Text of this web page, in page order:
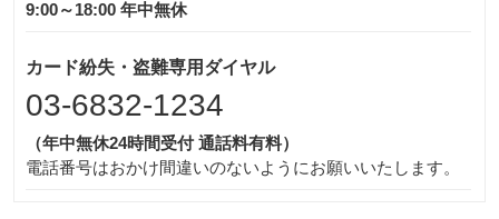
9:00～18:00 年中無休
カード紛失・盗難専用ダイヤル
03-6832-1234
（年中無休24時間受付 通話料有料）
電話番号はおかけ間違いのないようにお願いいたします。